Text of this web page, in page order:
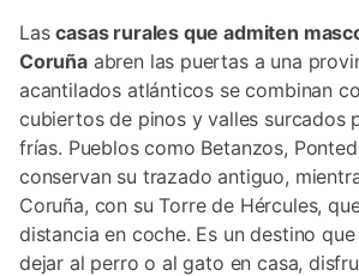
Lascasas rurales que admiten
Coruñaabren las puertas a una
acantilados atlánticos se combinan
cubiertos de pinos y valles surcados
frías. Pueblos como Betanzos,
conservan su trazado antiguo,
Coruña, con su Torre de Hércules,
distancia en coche. Es un destino
dejar al perro o al gato en casa,